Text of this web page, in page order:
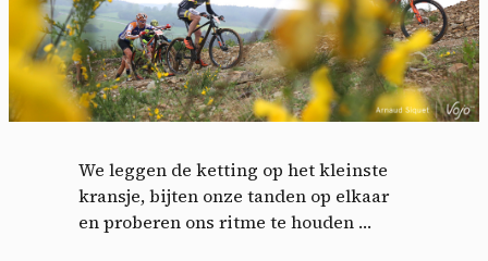
We leggen de ketting op het kleinste
kransje, bijten onze tanden op elkaar
en proberen ons ritme te houden …